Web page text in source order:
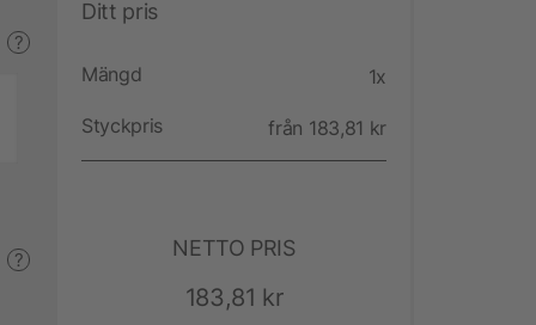
?
?
Ditt pris
Mängd 1x
Styckpris från 183,81 kr
NETTO PRIS
183,81 kr